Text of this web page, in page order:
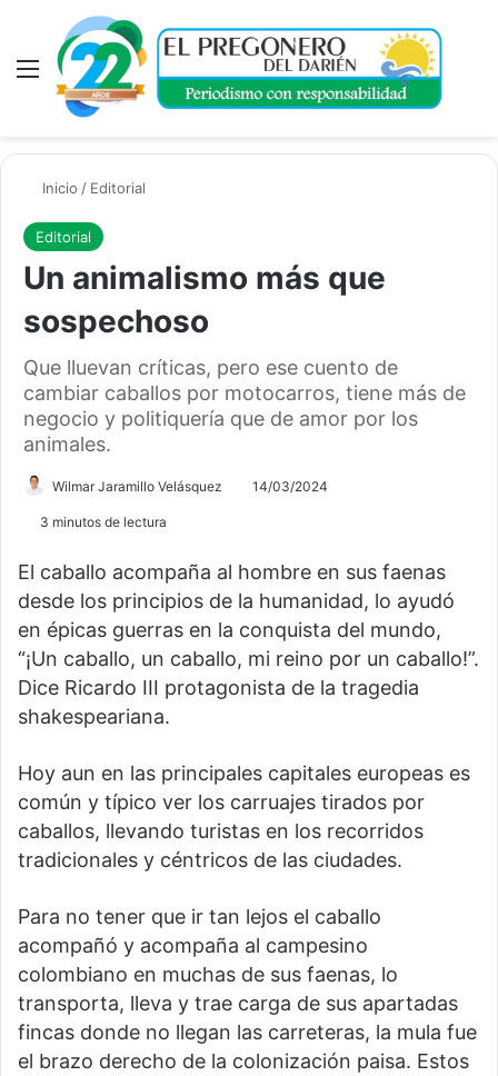
Menú
Inicio / Editorial
Editorial
Un animalismo más que
sospechoso
Que lluevan críticas, pero ese cuento de
cambiar caballos por motocarros, tiene más de
negocio y politiquería que de amor por los
animales.
Wilmar Jaramillo Velásquez 14/03/2024
3 minutos de lectura
El caballo acompaña al hombre en sus faenas
desde los principios de la humanidad, lo ayudó
en épicas guerras en la conquista del mundo,
“¡Un caballo, un caballo, mi reino por un caballo!”.
Dice Ricardo III protagonis­ta de la tragedia
shakespear­iana.
Hoy aun en las principales capitales europeas es
común y típico ver los carruajes tirados por
caballos, llevando turistas en los recorridos
tradicionales y céntricos de las ciudades.
Para no tener que ir tan lejos el caballo
acompañó y acompaña al campesino
colombiano en muchas de sus faenas, lo
transporta, lleva y trae carga de sus apartadas
fincas donde no llegan las carreteras, la mula fue
el brazo derecho de la colonización paisa. Estos